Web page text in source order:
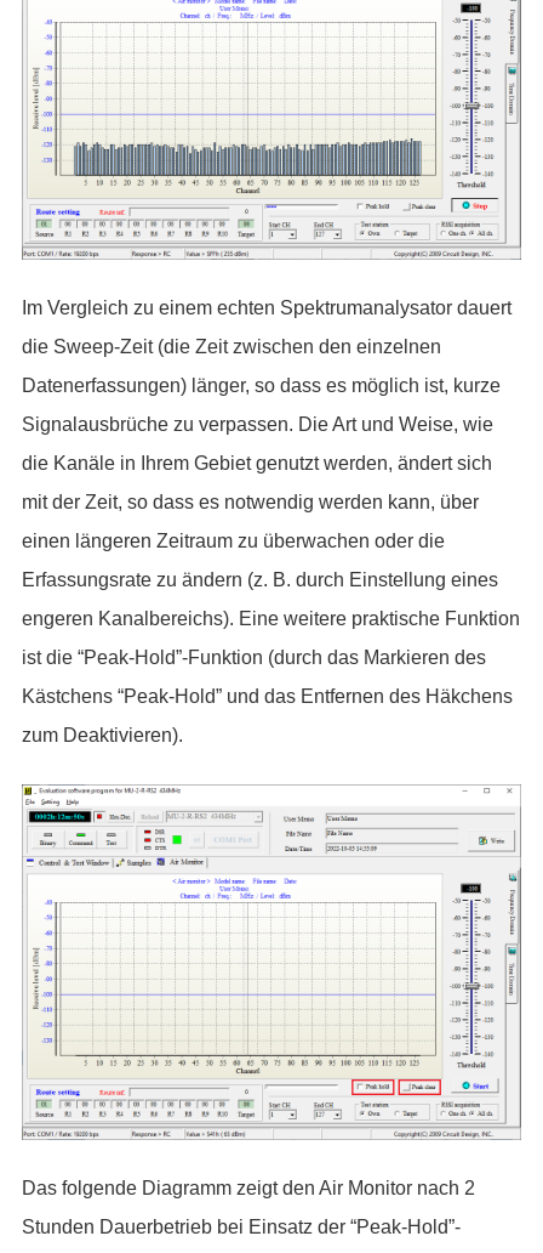
Im Vergleich zu einem echten Spektrumanalysator dauert
die Sweep-Zeit (die Zeit zwischen den einzelnen
Datenerfassungen) länger, so dass es möglich ist, kurze
Signalausbrüche zu verpassen. Die Art und Weise, wie
die Kanäle in Ihrem Gebiet genutzt werden, ändert sich
mit der Zeit, so dass es notwendig werden kann, über
einen längeren Zeitraum zu überwachen oder die
Erfassungsrate zu ändern (z. B. durch Einstellung eines
engeren Kanalbereichs). Eine weitere praktische Funktion
ist die “Peak-Hold”-Funktion (durch das Markieren des
Kästchens “Peak-Hold” und das Entfernen des Häkchens
zum Deaktivieren).
Das folgende Diagramm zeigt den Air Monitor nach 2
Stunden Dauerbetrieb bei Einsatz der “Peak-Hold”-